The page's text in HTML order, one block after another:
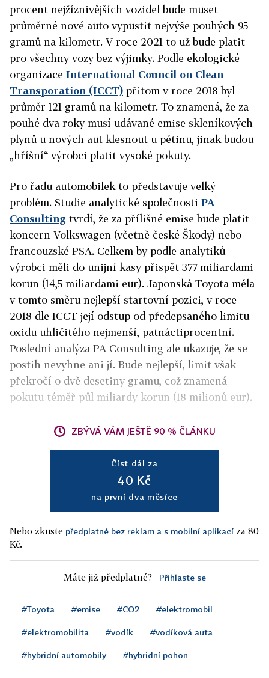
procent nejžíznivějších vozidel bude muset
průměrné nové auto vypustit nejvýše pouhých 95
gramů na kilometr. V roce 2021 to už bude platit
pro všechny vozy bez výjimky. Podle ekologické
organizace International Council on Clean
Transporation (ICCT) přitom v roce 2018 byl
průměr 121 gramů na kilometr. To znamená, že za
pouhé dva roky musí udávané emise skleníkových
plynů u nových aut klesnout u pětinu, jinak budou
„hříšní“ výrobci platit vysoké pokuty.
Pro řadu automobilek to představuje velký
problém. Studie analytické společnosti PA
Consulting tvrdí, že za přílišné emise bude platit
koncern Volkswagen (včetně české Škody) nebo
francouzské PSA. Celkem by podle analytiků
výrobci měli do unijní kasy přispět 377 miliardami
korun (14,5 miliardami eur). Japonská Toyota měla
v tomto směru nejlepší startovní pozici, v roce
2018 dle ICCT její odstup od předepsaného limitu
oxidu uhličitého nejmenší, patnáctiprocentní.
Poslední analýza PA Consulting ale ukazuje, že se
postih nevyhne ani jí. Bude nejlepší, limit však
překročí o dvě desetiny gramu, což znamená
pokutu téměř půl miliardy korun (18 milionů eur).
ZBÝVÁ VÁM JEŠTĚ 90 % ČLÁNKU
Číst dál za
40 Kč
na první dva měsíce
Nebo zkuste předplatné bez reklam a s mobilní aplikací za 80
Kč.
Máte již předplatné? Přihlaste se
#Toyota #emise #CO2 #elektromobil
#elektromobilita #vodík #vodíková auta
#hybridní automobily #hybridní pohon